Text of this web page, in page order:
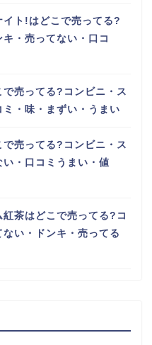
イト!はどこで売ってる?
・売ってない・口コ
売ってる?コンビニ・ス
・味・まずい・うまい
売ってる?コンビニ・ス
・口コミうまい・値
茶はどこで売ってる?コ
い・ドンキ・売ってる